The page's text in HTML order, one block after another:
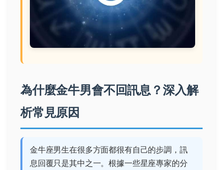
為什麼金牛男會不回訊息？深入解
析常見原因
金牛座男生在很多方面都很有自己的步調，訊
息回覆只是其中之一。根據一些星座專家的分